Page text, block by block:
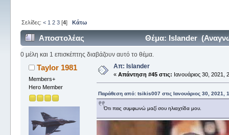
Σελίδες: < 1 2 3[4] Κάτω
Αποστολέας Θέμα: Islander
0 μέλη και 1 επισκέπτης διαβάζουν αυτό το θέμα.
Taylor 1981
Members+
Hero Member
Απ: Islander
« Απάντηση #45 στις: Ιανουάριος 30, 2021,
Παράθεση από: tsikis007 στις Ιανουάριος 30, 2021,
Ότι πεις συμφωνώ μαζί σου ηλιαχτίδα μου.